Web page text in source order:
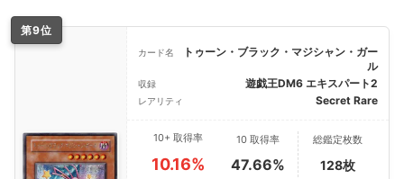
第9位
カード名
トゥーン・ブラック・マジシャン・ガー
ル
収録 遊戯王DM6 エキスパート2
レアリティ Secret Rare
10+ 取得率
10.16%
10 取得率
47.66%
総鑑定枚数
128枚